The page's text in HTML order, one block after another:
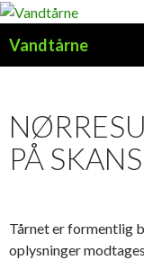
Vandtårne
PÅ
Tårnet er formentlig
oplysninger